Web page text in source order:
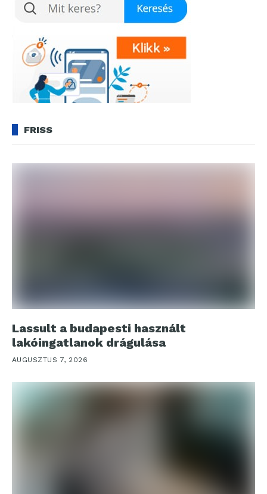
FRISS
Lassult a budapesti használt
lakóingatlanok drágulása
AUGUSZTUS 7, 2026